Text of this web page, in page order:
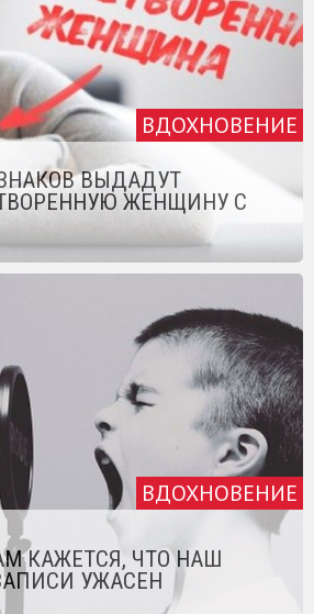
ВДОХНОВЕНИЕ
ВЫДАДУТ
ЖЕНЩИНУ С
ВДОХНОВЕНИЕ
КАЖЕТСЯ, ЧТО НАШ
УЖАСЕН